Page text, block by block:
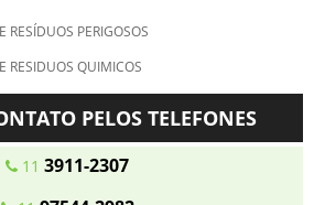
RESÍDUOS PERIGOSOS
RESIDUOS QUIMICOS
E PAPELÃO
PELOS TELEFONES
11 3911-2307